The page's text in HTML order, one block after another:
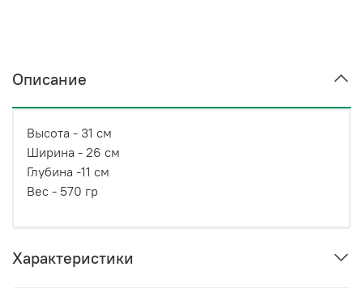
Описание
Высота - 31 см
Ширина - 26 см
Глубина -11 см
Вес - 570 гр
Характеристики